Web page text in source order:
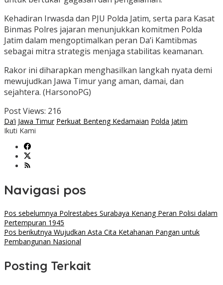
Kehadiran Irwasda dan PJU Polda Jatim, serta para Kasat
Binmas Polres jajaran menunjukkan komitmen Polda
Jatim dalam mengoptimalkan peran Da’i Kamtibmas
sebagai mitra strategis menjaga stabilitas keamanan.
Rakor ini diharapkan menghasilkan langkah nyata demi
mewujudkan Jawa Timur yang aman, damai, dan
sejahtera. (HarsonoPG)
Post Views: 216
Da’i Jawa Timur Perkuat Benteng Kedamaian Polda Jatim
Ikuti Kami
Navigasi pos
Pos sebelumnya Polrestabes Surabaya Kenang Peran Polisi dalam
Pertempuran 1945
Pos berikutnya Wujudkan Asta Cita Ketahanan Pangan untuk
Pembangunan Nasional
Posting Terkait